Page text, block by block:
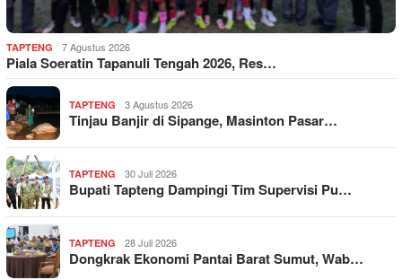
TAPTENG 7 Agustus 2026
Piala Soeratin Tapanuli Tengah 2026, Res…
TAPTENG 3 Agustus 2026
Tinjau Banjir di Sipange, Masinton Pasar…
TAPTENG 30 Juli 2026
Bupati Tapteng Dampingi Tim Supervisi Pu…
TAPTENG 28 Juli 2026
Dongkrak Ekonomi Pantai Barat Sumut, Wab…